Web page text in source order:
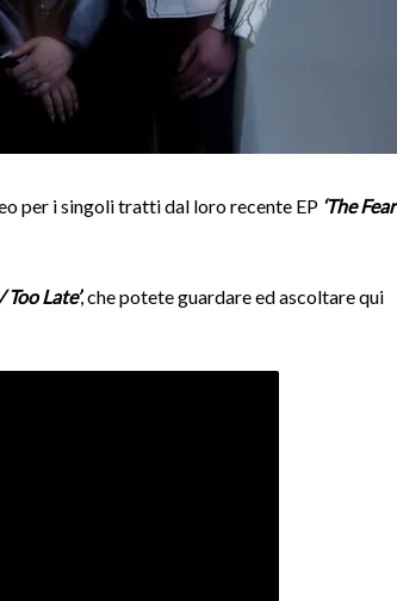
per i singoli tratti dal loro recente EP ‘The Fear
Too Late’, che potete guardare ed ascoltare qui